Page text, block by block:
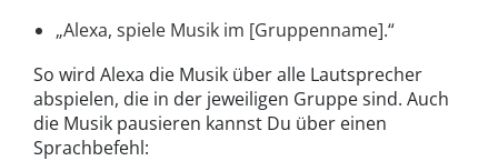
„Alexa, spiele Musik im [Gruppenname].“
So wird Alexa die Musik über alle Lautsprecher
abspielen, die in der jeweiligen Gruppe sind. Auch
die Musik pausieren kannst Du über einen
Sprachbefehl: